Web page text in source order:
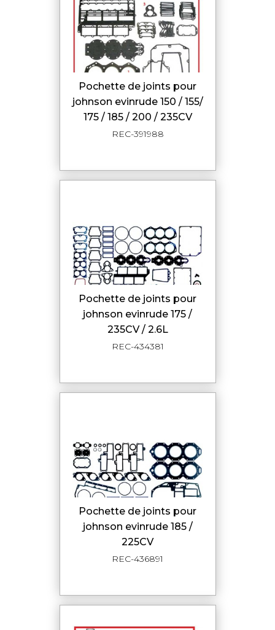
pochette de joints pour
johnson evinrude 150 / 155/
175 / 185 / 200 / 235CV
REC-391988
pochette de joints pour
johnson evinrude 175 /
235CV / 2.6L
REC-434381
pochette de joints pour
johnson evinrude 185 /
225CV
REC-436891